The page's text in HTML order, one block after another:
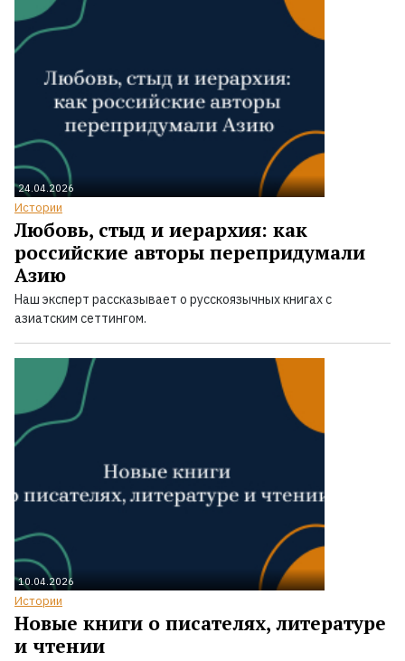
24.04.2026
Истории
Любовь, стыд и иерархия: как
российские авторы перепридумали
Азию
Наш эксперт рассказывает о русскоязычных книгах с
азиатским сеттингом.
10.04.2026
Истории
Новые книги о писателях, литературе
и чтении